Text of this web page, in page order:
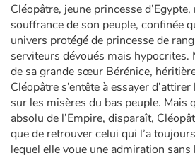
Voyage, épopée, enquête, aventure
Autour du monde
Apprentissage
Art, espace, activité
Cléopâtre, jeune princesse
souffrance de son peuple, confinée
univers protégé de princesse de
serviteurs dévoués mais hypocrites.
de sa grande sœur Bérénice,
Cléopâtre s’entête à essayer
sur les misères du bas peuple. Mais
absolu de l’Empire, disparaît,
que de retrouver celui qui l’a
lequel elle voue une admiration sans